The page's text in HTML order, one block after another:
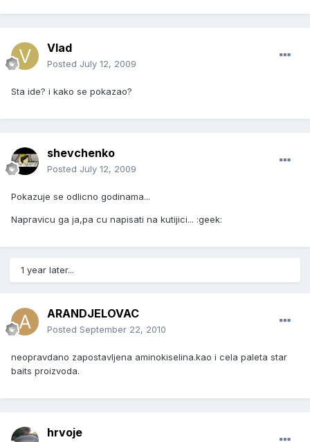
Vlad
Posted July 12, 2009
Sta ide? i kako se pokazao?
shevchenko
Posted July 12, 2009
Pokazuje se odlicno godinama...
Napravicu ga ja,pa cu napisati na kutijici... :geek:
1 year later...
ARANDJELOVAC
Posted September 22, 2010
neopravdano zapostavljena aminokiselina.kao i cela paleta star
baits proizvoda.
hrvoje